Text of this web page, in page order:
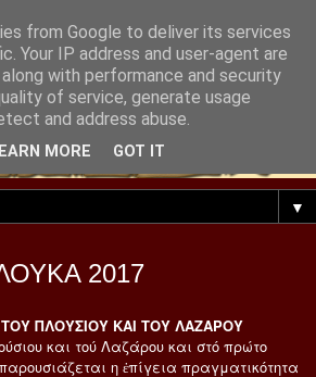
▼
2017
ΠΛΟΥΣΙΟΥ ΚΑΙ ΤΟΥ ΛΑΖΑΡΟΥ
και τού Λαζάρου και στό πρώτο
η ἐπίγεια πραγματικότητα
from Google to deliver its services
Your IP address and user-agent are
with performance and security
of service, generate usage
and address abuse.
MORE GOT IT